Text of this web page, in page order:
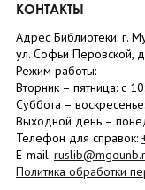
КОНТАКТЫ
Адрес Библиотеки: г.
ул. Софьи Перовской,
Режим работы:
Вторник – пятница: с
Суббота – воскресенье
Выходной день –
Телефон для справок:
E-mail:
Политика обработки